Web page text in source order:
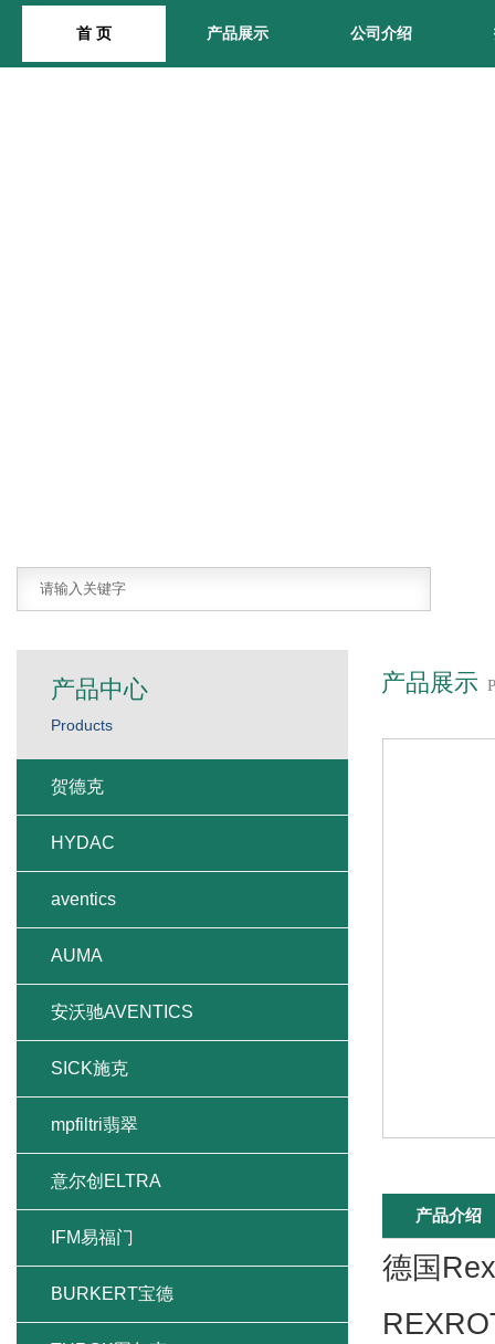
首 页 产品展示 公司介绍
产品展示
产品介绍
德国
产品中心
Products
贺德克
贺德克
贺德克过滤器
贺德克液位传感器
贺德克压力继电器
贺德克压力传感器
HYDAC
aventics
AUMA
安沃驰AVENTICS